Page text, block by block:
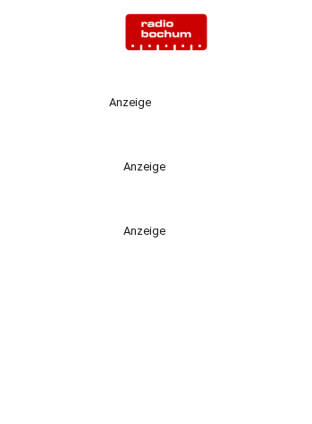
Anzeige
Anzeige
Anzeige